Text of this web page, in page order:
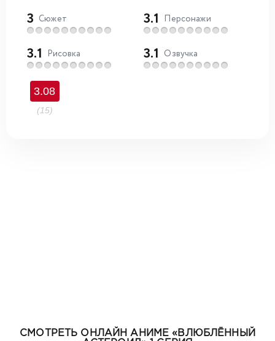
3 Сюжет 3.1 Персонажи
3.1 Рисовка 3.1 Озвучка
3.08
(15)
СМОТРЕТЬ ОНЛАЙН АНИМЕ «ВЛЮБЛЁННЫЙ